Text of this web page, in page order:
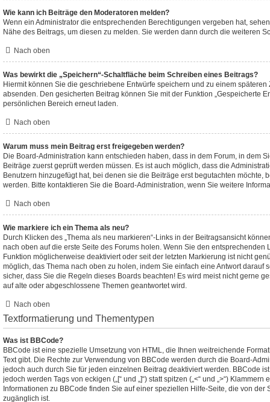
Wie kann ich Beiträge den Moderatoren melden?
Wenn ein Administrator die entsprechenden Berechtigungen vergeben hat,
Nähe des Beitrags, um diesen zu melden. Sie werden dann durch die weiteren
Nach oben
Was bewirkt die „Speichern“-Schaltfläche beim Schreiben eines Beitrags?
Hiermit können Sie die geschriebene Entwürfe speichern und zu einem
absenden. Den gesicherten Beitrag können Sie mit der Funktion „Gespeicherte
persönlichen Bereich erneut laden.
Nach oben
Warum muss mein Beitrag erst freigegeben werden?
Die Board-Administration kann entschieden haben, dass in dem Forum, in dem
Beiträge zuerst geprüft werden müssen. Es ist auch möglich, dass die
Benutzern hinzugefügt hat, bei denen sie die Beiträge erst begutachten möchte,
werden. Bitte kontaktieren Sie die Board-Administration, wenn Sie weitere
Nach oben
Wie markiere ich ein Thema als neu?
Durch Klicken des „Thema als neu markieren“-Links in der Beitragsansicht
nach oben auf die erste Seite des Forums holen. Wenn Sie den entsprechenden
Funktion möglicherweise deaktiviert oder seit der letzten Markierung ist nicht
möglich, das Thema nach oben zu holen, indem Sie einfach eine Antwort darauf
sicher, dass Sie die Regeln dieses Boards beachten! Es wird meist nicht gerne
auf alte oder abgeschlossene Themen geantwortet wird.
Nach oben
Textformatierung und Thementypen
Was ist BBCode?
BBCode ist eine spezielle Umsetzung von HTML, die Ihnen weitreichende
Text gibt. Die Rechte zur Verwendung von BBCode werden durch die Board-
jedoch auch durch Sie für jeden einzelnen Beitrag deaktiviert werden. BBCode
jedoch werden Tags von eckigen („[“ und „]“) statt spitzen („<“ und „>“)
Informationen zu BBCode finden Sie auf einer speziellen Hilfe-Seite, die von der
zugänglich ist.